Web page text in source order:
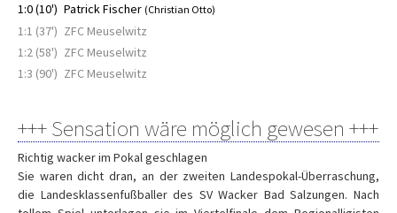
1:0 (10') Patrick Fischer (Christian Otto)
1:1 (37') ZFC Meuselwitz
1:2 (58') ZFC Meuselwitz
1:3 (90') ZFC Meuselwitz
+++ Sensation wäre möglich gewesen +++
Richtig wacker im Pokal geschlagen
Sie waren dicht dran, an der zweiten Landespokal-Überraschung,
die Landesklassenfußballer des SV Wacker Bad Salzungen. Nach